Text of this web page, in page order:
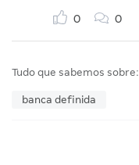
0 0
Tudo que sabemos sobre:
banca definida